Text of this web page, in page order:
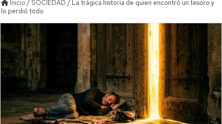
Inicio / SOCIEDAD / La trágica historia de quien encontró un tesoro y
lo perdió todo